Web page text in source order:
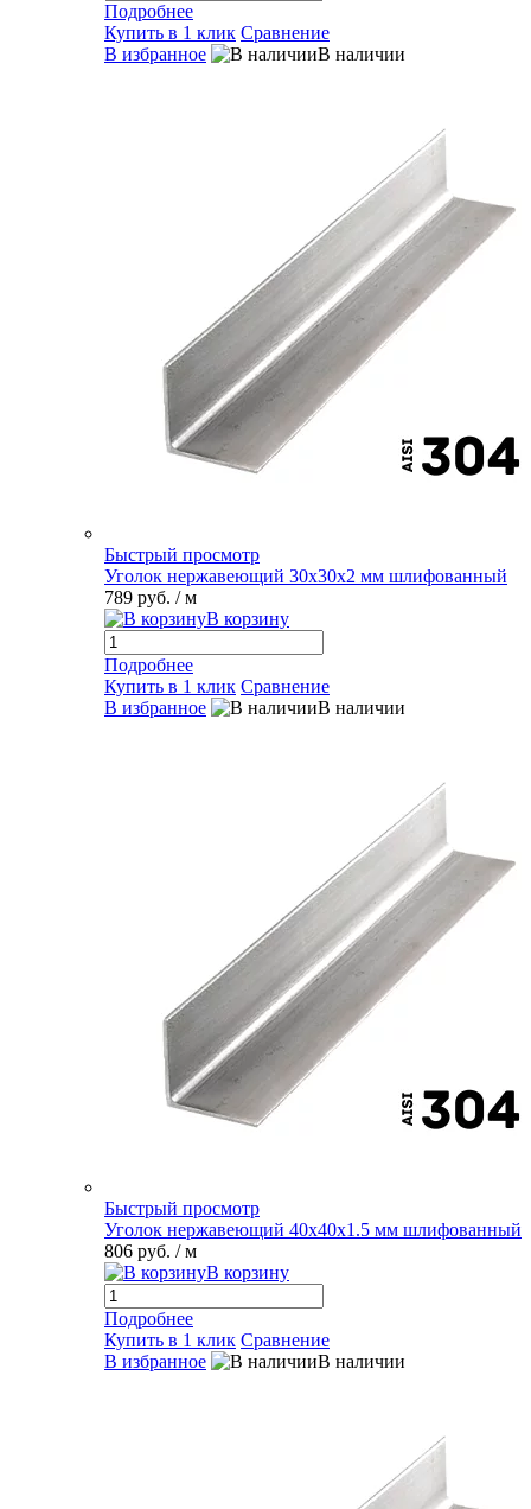
Подробнее
Купить в 1 клик Сравнение
В избранное
В наличии
Быстрый просмотр
Уголок нержавеющий 30х30х2 мм шлифованный
789 руб. / м
В корзину
Подробнее
Купить в 1 клик Сравнение
В избранное
В наличии
Быстрый просмотр
Уголок нержавеющий 40х40х1.5 мм шлифованный
806 руб. / м
В корзину
Подробнее
Купить в 1 клик Сравнение
В избранное
В наличии